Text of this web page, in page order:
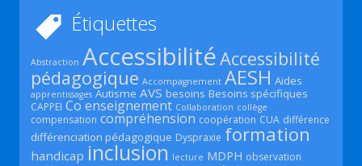
Étiquettes
Abstraction AccessibilitéAccessibilité
pédagogique Accompagnement AESH Aides
apprentissages Autisme AVS besoins Besoins spécifiques
CAPPEI Co enseignement Collaboration collège
compensation compréhension coopération CUA différence
différenciation pédagogique Dyspraxie formation
handicap inclusion lecture MDPH observation